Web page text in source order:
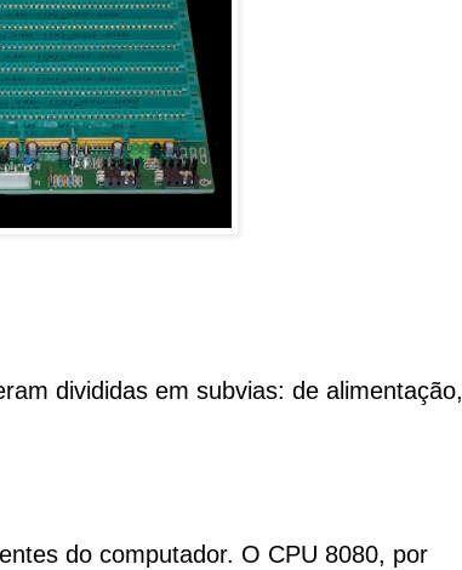
divididas em subvias: de alimentação,
do computador. O CPU 8080, por